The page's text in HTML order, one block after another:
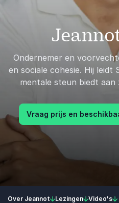
Ondernemer en
en sociale cohesie. Hij leidt
mentale steun biedt aan
Vraag prijs en
Over Jeannot Lezingen Video's